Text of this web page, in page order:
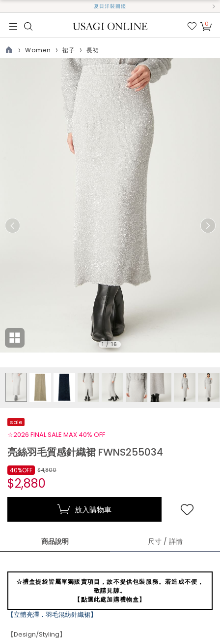
夏日洋裝圖鑑
我的
0
TOP
Women 裙子 長裙
1 /16
sale
☆2026 FINAL SALE MAX 40% OFF
亮絲羽毛質感針織裙 FWNS255034
$4,800
$2,880
40%OFF
放入購物車
商品說明 尺寸 / 詳情
☆禮盒提袋皆屬單獨販賣項目，故不提供包裝服務。若造成不便，
敬請見諒。
【點選此處加購禮物盒】
【立體亮澤．羽毛混紡針織裙】
【Design/Styling】